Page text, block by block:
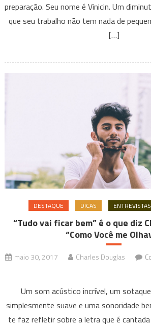
e
das
preparação. Seu nome é Vinicin. Um
que seu trabalho não tem nada de
[…]
DESTAQUE DICAS ENTREVISTAS
“Tudo vai ficar bem” é o que diz
“Como Você me
maio 30, 2017 Charles Douglas
vai
ficar
bem”
Um som acústico incrível, um
simplesmente suave e uma sonoridade
te faz refletir sobre a letra que é cantada